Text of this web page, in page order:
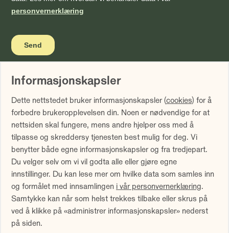
Vi gjør oppmerksom på at historisk avkastning ikke er noen
garanti for fremtidig avkastning. Fremtidig avkastning vil
blant annet avhenge av markedsutviklingen, forvalters
dyktighet, fondets risiko samt kostnader ved forvaltning.
Avkastningen kan bli negativ som følge av kurstap.
Avkastningen er fratrukket årlig forvaltningshonorar.
Avkastning utover 12 måneder er annualisert. Tallene er
oppgitt i NOK.
Sammenlign våre priser med andre selskaper på
Finansportalen.no
Informasjonskapsler
Dette nettstedet bruker informasjonskapsler (cookies) for å
forbedre brukeropplevelsen din. Noen er nødvendige for at
nettsiden skal fungere, mens andre hjelper oss med å
tilpasse og skreddersy tjenesten best mulig for deg. Vi
benytter både egne informasjonskapsler og fra tredjepart.
Du velger selv om vi vil godta alle eller gjøre egne
innstillinger. Du kan lese mer om hvilke data som samles inn
og formålet med innsamlingen i vår personvernerklæring.
Samtykke kan når som helst trekkes tilbake eller skrus på
ved å klikke på «administrer informasjonskapsler» nederst
på siden.